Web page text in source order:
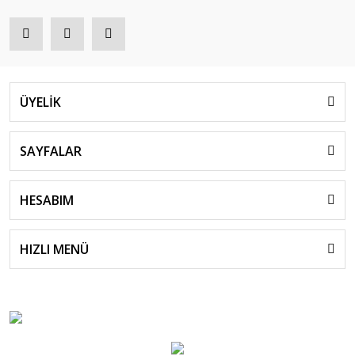
ÜYELİK
SAYFALAR
HESABIM
HIZLI MENÜ